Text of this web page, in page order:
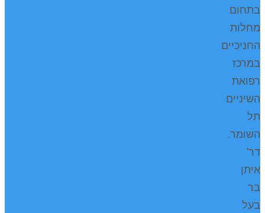
בתחום
מחלות
החניכיים
במרכז
רפואת
השיניים
תל
השומר.
דר'
איתן
בר
בעל